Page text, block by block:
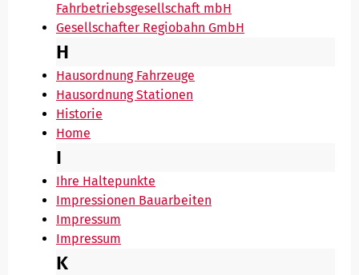
Fahrbetriebsgesellschaft mbH
Gesellschafter Regiobahn GmbH
H
Hausordnung Fahrzeuge
Hausordnung Stationen
Historie
Home
I
Ihre Haltepunkte
Impressionen Bauarbeiten
Impressum
Impressum
K